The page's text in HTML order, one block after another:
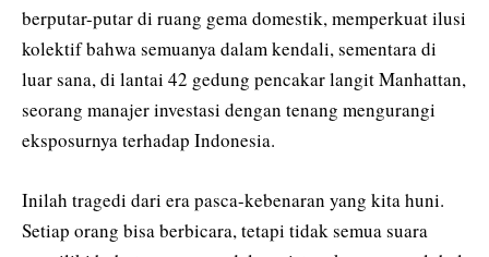
berputar-putar di ruang gema domestik, memperkuat ilusi
kolektif bahwa semuanya dalam kendali, sementara di
luar sana, di lantai 42 gedung pencakar langit Manhattan,
seorang manajer investasi dengan tenang mengurangi
eksposurnya terhadap Indonesia.
Inilah tragedi dari era pasca-kebenaran yang kita huni.
Setiap orang bisa berbicara, tetapi tidak semua suara